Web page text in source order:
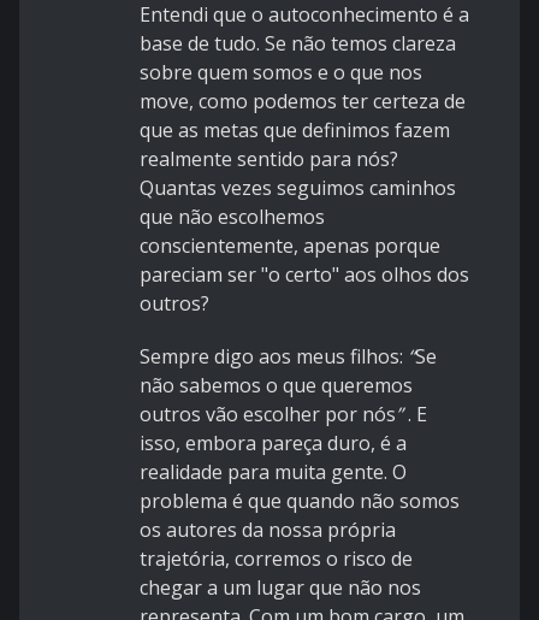
Entendi que o autoconhecimento é a
base de tudo. Se não temos clareza
sobre quem somos e o que nos
move, como podemos ter certeza de
que as metas que definimos fazem
realmente sentido para nós?
Quantas vezes seguimos caminhos
que não escolhemos
conscientemente, apenas porque
pareciam ser "o certo" aos olhos dos
outros?
Sempre digo aos meus filhos: “Se
não sabemos o que queremos
outros vão escolher por nós”. E
isso, embora pareça duro, é a
realidade para muita gente. O
problema é que quando não somos
os autores da nossa própria
trajetória, corremos o risco de
chegar a um lugar que não nos